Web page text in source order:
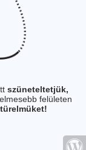
szüneteltetjük,
felületen